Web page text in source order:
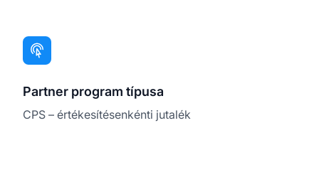
Partner program típusa
CPS – értékesítésenkénti jutalék